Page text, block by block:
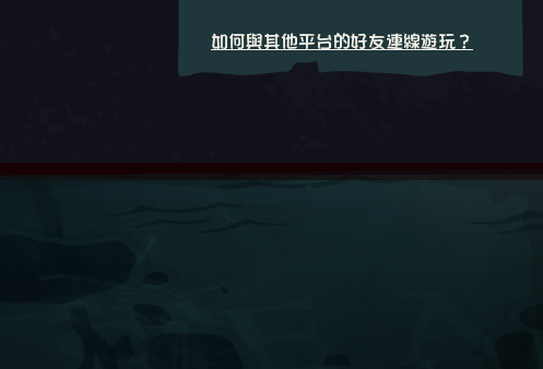
如何與其他平台的好友連線遊玩？